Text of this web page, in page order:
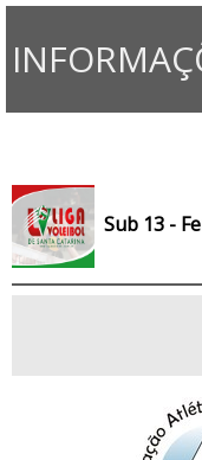
Sub 13 -